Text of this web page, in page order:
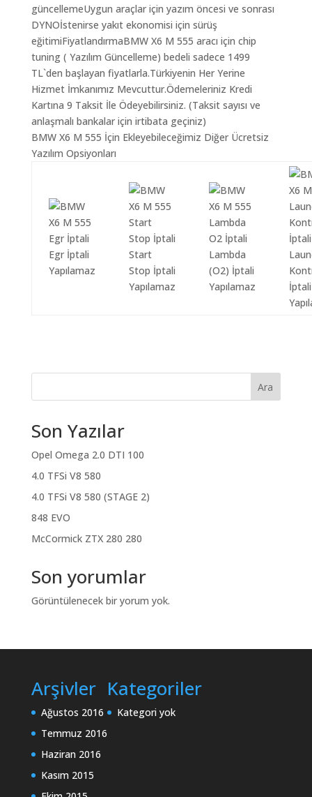
güncellemeUygun araçlar için yazım öncesi ve sonrası
DYNOİstenirse yakıt ekonomisi için sürüş
eğitimiFiyatlandırmaBMW X6 M 555 aracı için chip
tuning ( Yazılım Güncelleme) bedeli sadece 1499
TL`den başlayan fiyatlarla.Türkiyenin Her Yerine
Hizmet İmkanımız Mevcuttur.Ödemeleriniz Kredi
Kartına 9 Taksit İle Ödeyebilirsiniz. (Taksit sayısı ve
anlaşmalı bankalar için irtibata geçiniz)
BMW X6 M 555 İçin Ekleyebileceğimiz Diğer Ücretsiz
Yazılım Opsiyonları
Egr İptali
Yapılamaz
Start
Stop İptali
Yapılamaz
Lambda
(O2) İptali
Yapılamaz
İptali
Ara
Son Yazılar
Opel Omega 2.0 DTI 100
4.0 TFSi V8 580
4.0 TFSi V8 580 (STAGE 2)
848 EVO
McCormick ZTX 280 280
Son yorumlar
Görüntülenecek bir yorum yok.
Arşivler
Ağustos 2016
Temmuz 2016
Haziran 2016
Kasım 2015
Kategoriler
Kategori yok